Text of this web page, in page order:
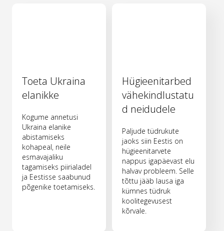
Toeta Ukraina
elanikke
Kogume annetusi
Ukraina elanike
abistamiseks
kohapeal, neile
esmavajaliku
tagamiseks piirialadel
ja Eestisse saabunud
põgenike toetamiseks.
Hügieenitarbed
vähekindlustatu
d neidudele
Paljude tüdrukute
jaoks siin Eestis on
hügieenitarvete
nappus igapäevast elu
halvav probleem. Selle
tõttu jääb lausa iga
kümnes tüdruk
koolitegevusest
kõrvale.